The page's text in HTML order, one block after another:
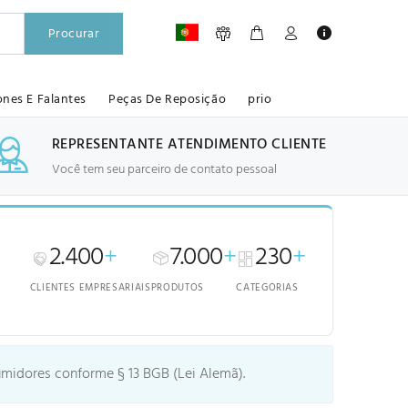
Procurar
E Falantes Peças De Reposição prio
REPRESENTANTE ATENDIMENTO CLIENTE
Você tem seu parceiro de contato pessoal
2.400+
CLIENTES EMPRESARIAIS
7.000+
PRODUTOS
230+
CATEGORIAS
conforme § 13 BGB (Lei Alemã).